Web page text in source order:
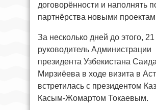
договорённости и наполнять
партнёрства новыми
За несколько дней до этого,
руководитель Администрации
президента Узбекистана Саида
Мирзиёева в ходе визита в
встретилась с президентом
Касым-Жомартом Токаевым.